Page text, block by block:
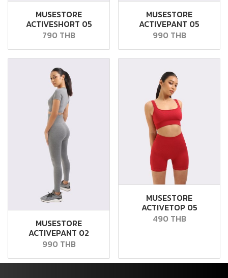
MUSESTORE
ACTIVESHORT 05
790 THB
MUSESTORE
ACTIVEPANT 05
990 THB
MUSESTORE
ACTIVEPANT 02
990 THB
MUSESTORE
ACTIVETOP 05
490 THB